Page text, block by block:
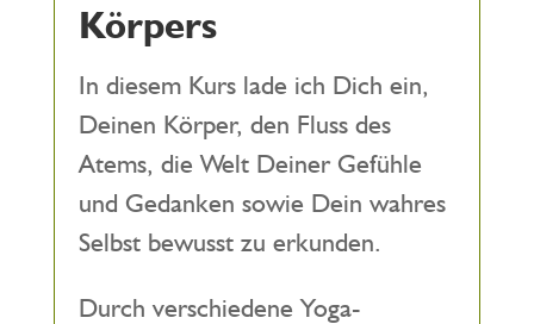
Körpers
In diesem Kurs lade ich Dich ein,
Deinen Körper, den Fluss des
Atems, die Welt Deiner Gefühle
und Gedanken sowie Dein wahres
Selbst bewusst zu erkunden.
Durch verschiedene Yoga-